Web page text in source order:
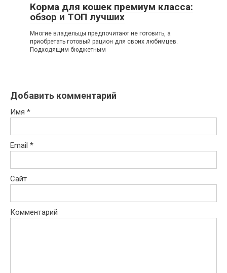
Корма для кошек премиум класса:
обзор и ТОП лучших
Многие владельцы предпочитают не готовить, а
приобретать готовый рацион для своих любимцев.
Подходящим бюджетным
Добавить комментарий
Имя *
Email *
Сайт
Комментарий